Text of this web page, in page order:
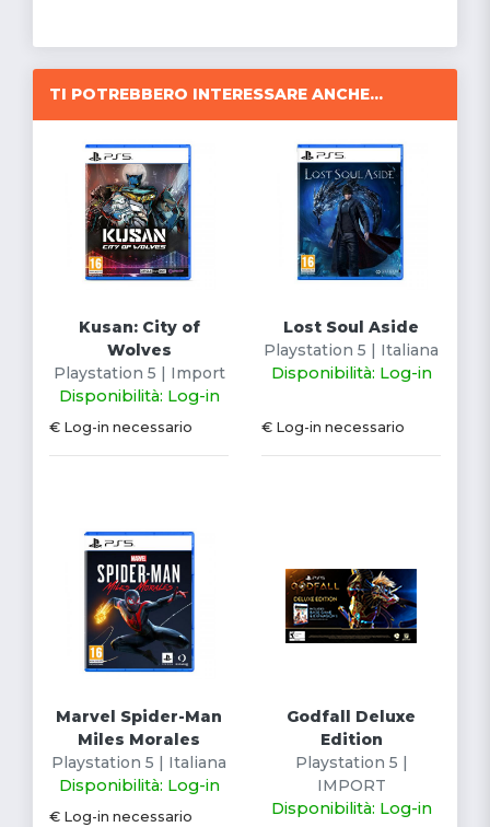
TI POTREBBERO INTERESSARE ANCHE...
Kusan: City of
Wolves
Playstation 5 | Import
Disponibilità: Log-in
€ Log-in necessario
Lost Soul Aside
Playstation 5 | Italiana
Disponibilità: Log-in
€ Log-in necessario
Marvel Spider-Man
Miles Morales
Playstation 5 | Italiana
Disponibilità: Log-in
€ Log-in necessario
Godfall Deluxe
Edition
Playstation 5 |
IMPORT
Disponibilità: Log-in